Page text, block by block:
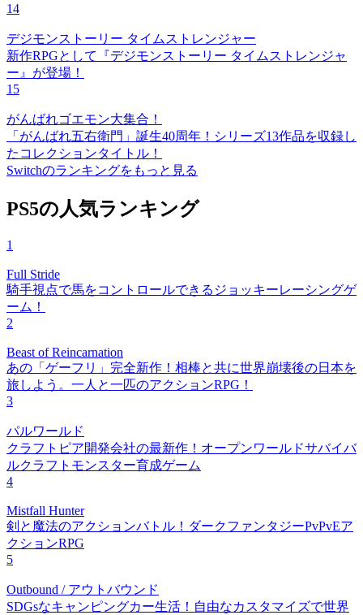
14
デジモンストーリー タイムストレンジャー
新作RPGとして『デジモンストーリー タイムストレンジャ
ー』が登場！
15
がんばれゴエモン大集合！
「がんばれ五右衛門」誕生40周年！シリーズ13作品を収録し
たコレクションタイトル！
Switchのランキングをもっと見る
PS5の人気ランキング
1
Full Stride
騎手視点で馬をコントロールできるジョッキーレーシングゲ
ーム！
2
Beast of Reincarnation
あの「ゲーフリ」完全新作！相棒と共に世界崩壊後の日本を
旅しよう。一人と一匹のアクションRPG！
3
パルワールド
クラフトピア開発会社の最新作！オープンワールドサバイバ
ルクラフトモンスター育成ゲーム
4
Mistfall Hunter
剣と魔法のアクションバトル！ダークファンタジーPvPvEア
クションRPG
5
Outbound / アウトバウンド
SDGsなキャンピングカー生活！自由なカスタマイズで世界